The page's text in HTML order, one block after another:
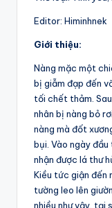
Editor: Himinhnek​
Giới thiệu:
Nàng mặc một
bị giẫm đạp đến
tối chết thảm.
nhân bị nàng bỏ
nàng mà đốt
bụi. Vào ngày
nhận được lá thư
Kiều tức giận đến
tường leo lên
nhiều như vậy, tại